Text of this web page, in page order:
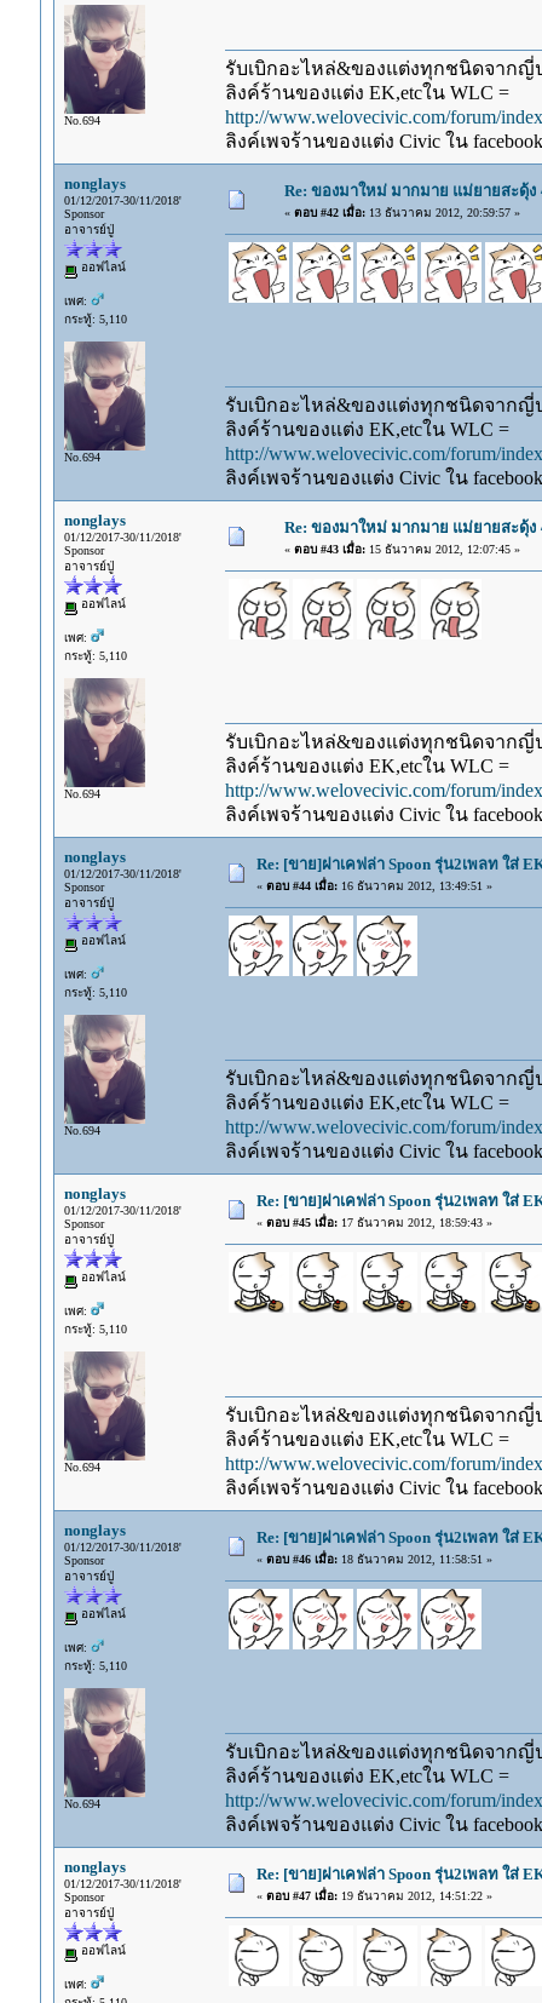
No.694
รับเบิกอะไหล่&ของแต่งทุกชนิดจากญี่
ลิงค์ร้านของแต่ง EK,etcใน WLC =
http://www.welovecivic.com/forum/
ลิงค์เพจร้านของแต่ง Civic ใน
nonglays
01/12/2017-30/11/2018'
Sponsor
อาจารย์ปู่
ออฟไลน์
เพศ:
กระทู้: 5,110
No.694
Re: ของมาใหม่ มากมาย แม่ยายสะดุ้ง
« ตอบ #42 เมื่อ:13 ธันวาคม 2012, 20:59:57 »
รับเบิกอะไหล่&ของแต่งทุกชนิดจากญี่
ลิงค์ร้านของแต่ง EK,etcใน WLC =
http://www.welovecivic.com/forum/
ลิงค์เพจร้านของแต่ง Civic ใน
nonglays
01/12/2017-30/11/2018'
Sponsor
อาจารย์ปู่
ออฟไลน์
เพศ:
กระทู้: 5,110
No.694
Re: ของมาใหม่ มากมาย แม่ยายสะดุ้ง
« ตอบ #43 เมื่อ:15 ธันวาคม 2012, 12:07:45 »
รับเบิกอะไหล่&ของแต่งทุกชนิดจากญี่
ลิงค์ร้านของแต่ง EK,etcใน WLC =
http://www.welovecivic.com/forum/
ลิงค์เพจร้านของแต่ง Civic ใน
nonglays
01/12/2017-30/11/2018'
Sponsor
อาจารย์ปู่
ออฟไลน์
เพศ:
กระทู้: 5,110
No.694
Re: [ขาย]ฝาเคฟล่า Spoon รุ่น2เพลท ใส่
« ตอบ #44 เมื่อ:16 ธันวาคม 2012, 13:49:51 »
รับเบิกอะไหล่&ของแต่งทุกชนิดจากญี่
ลิงค์ร้านของแต่ง EK,etcใน WLC =
http://www.welovecivic.com/forum/
ลิงค์เพจร้านของแต่ง Civic ใน
nonglays
01/12/2017-30/11/2018'
Sponsor
อาจารย์ปู่
ออฟไลน์
เพศ:
กระทู้: 5,110
No.694
Re: [ขาย]ฝาเคฟล่า Spoon รุ่น2เพลท ใส่
« ตอบ #45 เมื่อ:17 ธันวาคม 2012, 18:59:43 »
รับเบิกอะไหล่&ของแต่งทุกชนิดจากญี่
ลิงค์ร้านของแต่ง EK,etcใน WLC =
http://www.welovecivic.com/forum/
ลิงค์เพจร้านของแต่ง Civic ใน
nonglays
01/12/2017-30/11/2018'
Sponsor
อาจารย์ปู่
ออฟไลน์
เพศ:
กระทู้: 5,110
No.694
Re: [ขาย]ฝาเคฟล่า Spoon รุ่น2เพลท ใส่
« ตอบ #46 เมื่อ:18 ธันวาคม 2012, 11:58:51 »
รับเบิกอะไหล่&ของแต่งทุกชนิดจากญี่
ลิงค์ร้านของแต่ง EK,etcใน WLC =
http://www.welovecivic.com/forum/
ลิงค์เพจร้านของแต่ง Civic ใน
nonglays
01/12/2017-30/11/2018'
Sponsor
อาจารย์ปู่
ออฟไลน์
เพศ:
Re: [ขาย]ฝาเคฟล่า Spoon รุ่น2เพลท ใส่
« ตอบ #47 เมื่อ:19 ธันวาคม 2012, 14:51:22 »